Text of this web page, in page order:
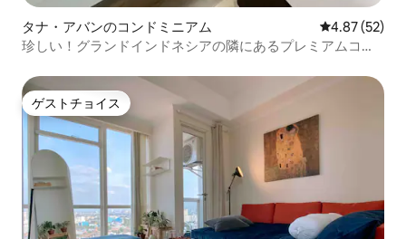
タナ・アバンのコンドミニアム レビュー52
4.87 (52)
珍しい！グランドインドネシアの隣にあるプレミアムコン
ゲストチョイス
ゲストチョイス